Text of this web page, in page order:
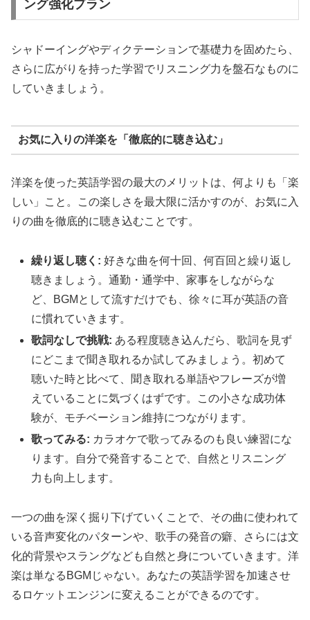
ング強化プラン
シャドーイングやディクテーションで基礎力を固めたら、
さらに広がりを持った学習でリスニング力を盤石なものに
していきましょう。
お気に入りの洋楽を「徹底的に聴き込む」
洋楽を使った英語学習の最大のメリットは、何よりも「楽
しい」こと。この楽しさを最大限に活かすのが、お気に入
りの曲を徹底的に聴き込むことです。
繰り返し聴く: 好きな曲を何十回、何百回と繰り返し
聴きましょう。通勤・通学中、家事をしながらな
ど、BGMとして流すだけでも、徐々に耳が英語の音
に慣れていきます。
歌詞なしで挑戦: ある程度聴き込んだら、歌詞を見ず
にどこまで聞き取れるか試してみましょう。初めて
聴いた時と比べて、聞き取れる単語やフレーズが増
えていることに気づくはずです。この小さな成功体
験が、モチベーション維持につながります。
歌ってみる: カラオケで歌ってみるのも良い練習にな
ります。自分で発音することで、自然とリスニング
力も向上します。
一つの曲を深く掘り下げていくことで、その曲に使われて
いる音声変化のパターンや、歌手の発音の癖、さらには文
化的背景やスラングなども自然と身についていきます。洋
楽は単なるBGMじゃない。あなたの英語学習を加速させ
るロケットエンジンに変えることができるのです。